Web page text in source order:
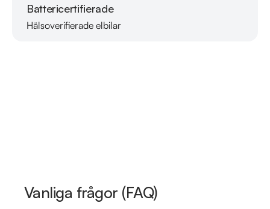
Battericertifierade
Hälsoverifierade elbilar
Läs mer om oss
Vanliga frågor (FAQ)